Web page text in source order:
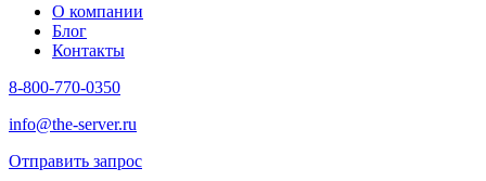
О компании
Блог
Контакты
8-800-770-0350
info@the-server.ru
Отправить запрос